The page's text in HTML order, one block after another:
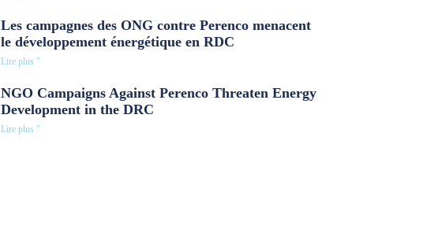
Les campagnes des ONG contre Perenco menacent
le développement énergétique en RDC
Lire plus "
NGO Campaigns Against Perenco Threaten Energy
Development in the DRC
Lire plus "